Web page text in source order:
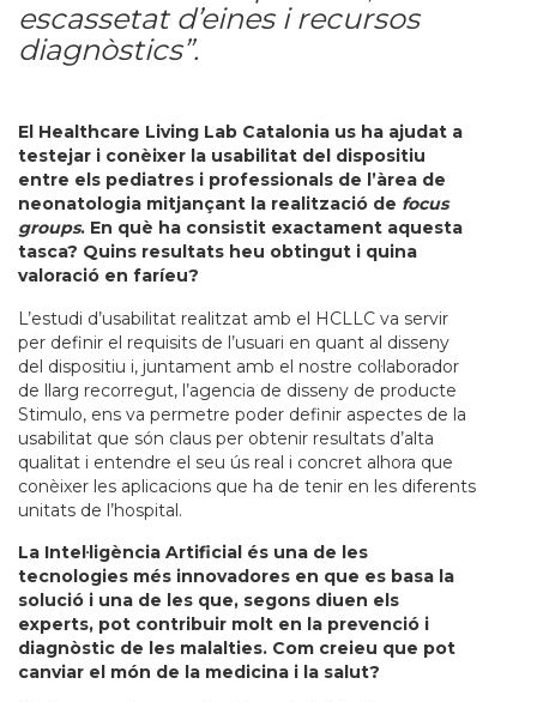
escassetat d’eines i recursos
diagnòstics”.
El Healthcare Living Lab Catalonia us ha ajudat a
testejar i conèixer la usabilitat del dispositiu
entre els pediatres i professionals de l’àrea de
neonatologia mitjançant la realització de focus
groups. En què ha consistit exactament aquesta
tasca? Quins resultats heu obtingut i quina
valoració en faríeu?
L’estudi d’usabilitat realitzat amb el HCLLC va servir
per definir el requisits de l’usuari en quant al disseny
del dispositiu i, juntament amb el nostre col·laborador
de llarg recorregut, l’agencia de disseny de producte
Stimulo, ens va permetre poder definir aspectes de la
usabilitat que són claus per obtenir resultats d’alta
qualitat i entendre el seu ús real i concret alhora que
conèixer les aplicacions que ha de tenir en les diferents
unitats de l’hospital.
La Intel·ligència Artificial és una de les
tecnologies més innovadores en que es basa la
solució i una de les que, segons diuen els
experts, pot contribuir molt en la prevenció i
diagnòstic de les malalties. Com creieu que pot
canviar el món de la medicina i la salut?